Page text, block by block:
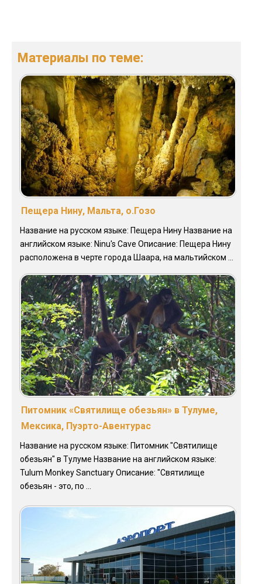
Материалы по теме:
Пещера Нину, Мальта, о.Гозо
Название на русском языке: Пещера Нину Название на
английском языке: Ninu's Cave Описание: Пещера Нину
расположена в черте города Шаара, на мальтийском ...
Питомник «Святилище обезьян» в Тулуме,
Мексика, Пуэрто-Авентурас
Название на русском языке: Питомник "Святилище
обезьян" в Тулуме Название на английском языке:
Tulum Monkey Sanctuary Описание: "Святилище
обезьян - это, по ...